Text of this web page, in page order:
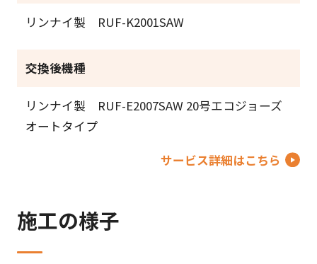
リンナイ製 RUF-K2001SAW
交換後機種
リンナイ製 RUF-E2007SAW 20号エコジョーズ
オートタイプ
サービス詳細はこちら
施工の様子